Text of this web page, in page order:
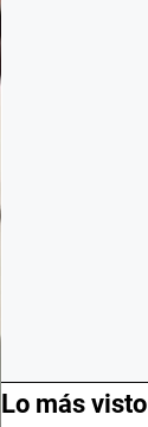
Lo más visto